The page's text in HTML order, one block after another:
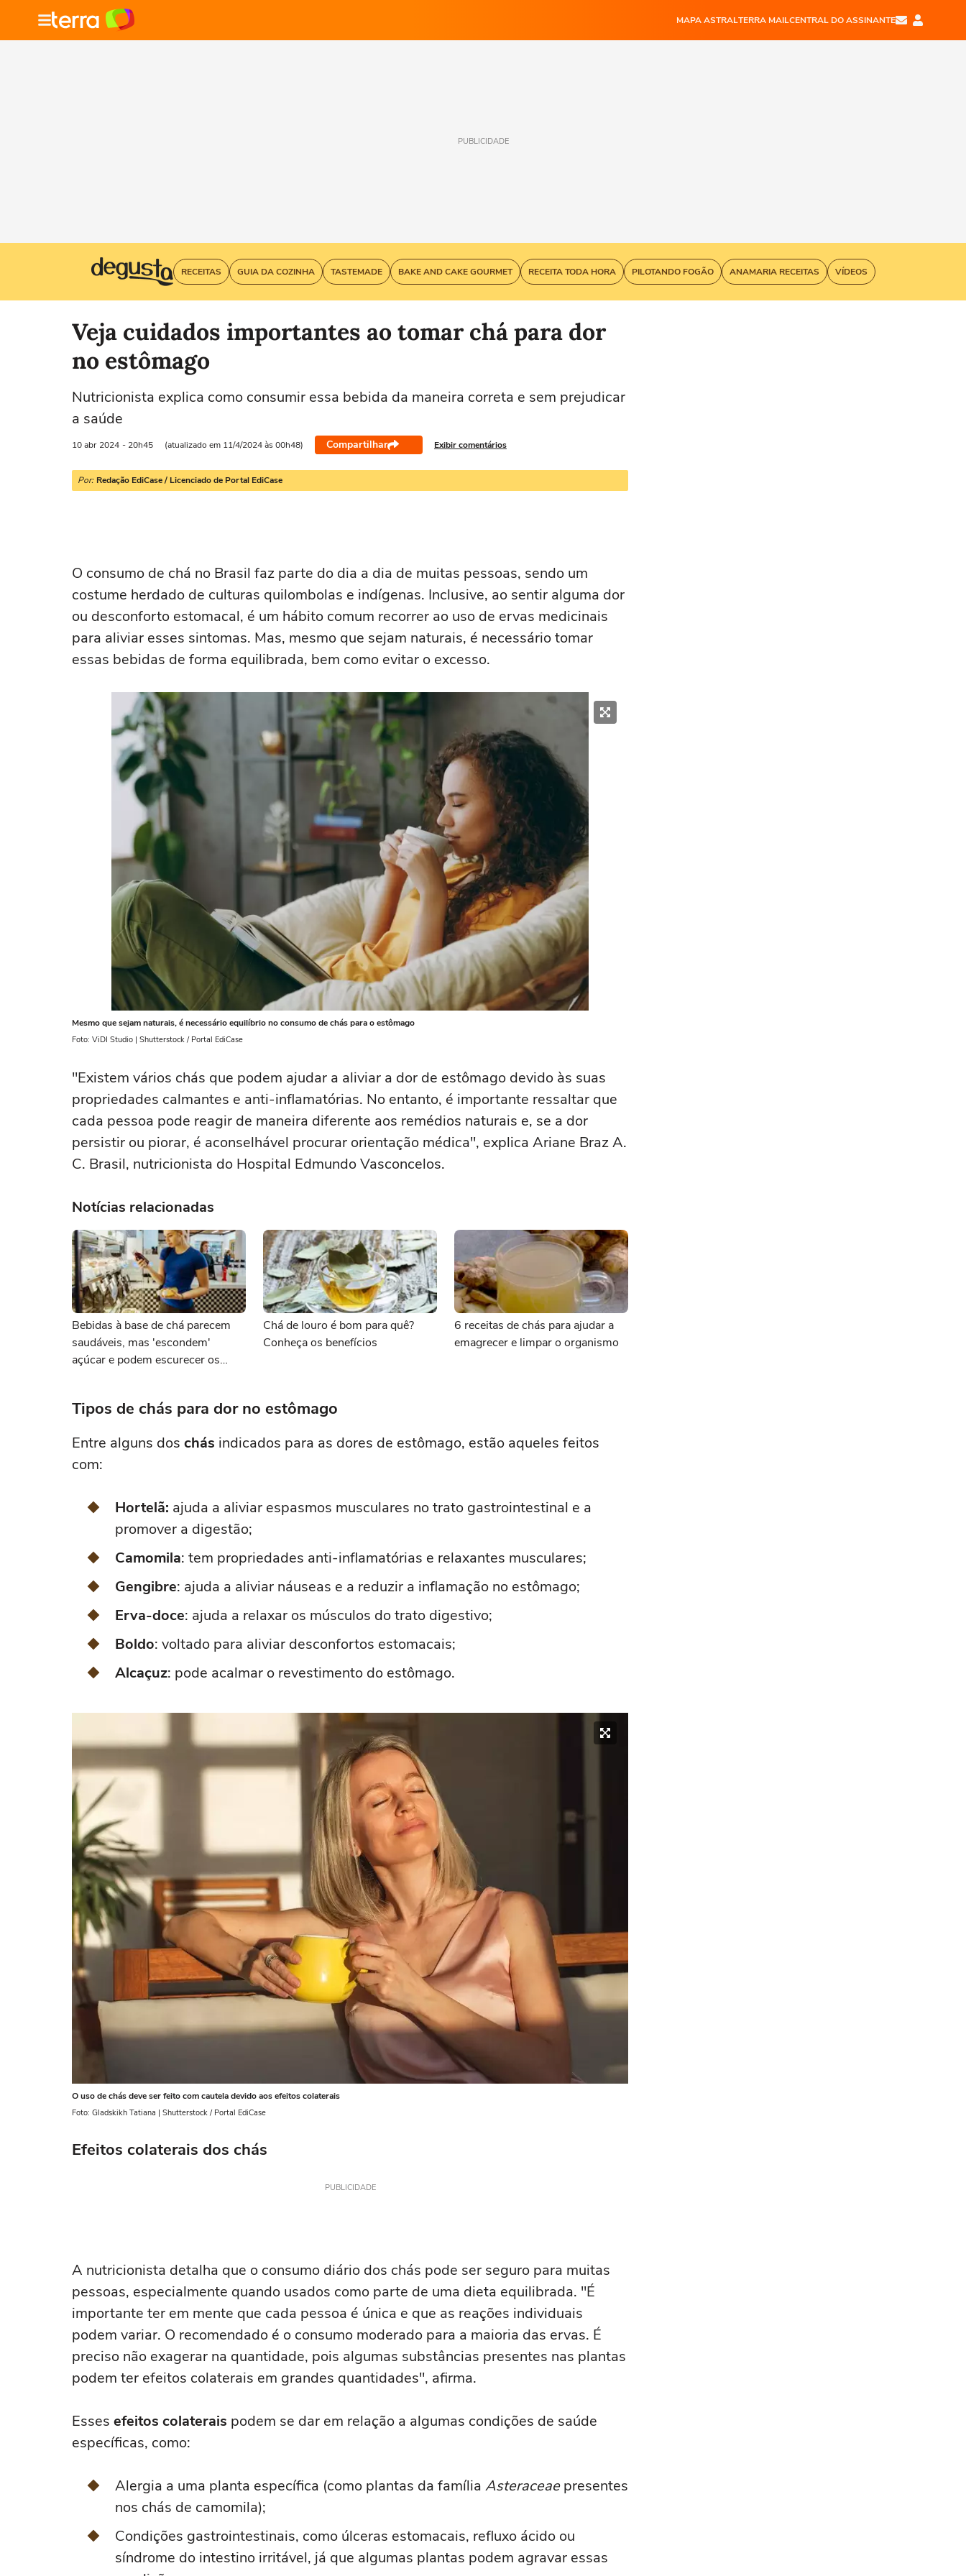
MAPA ASTRALTERRA MAILCENTRAL DO ASSINANTE
PUBLICIDADE
RECEITAS GUIA DA COZINHA TASTEMADE BAKE AND CAKE GOURMET RECEITA TODA HORA PILOTANDO FOGÃO ANAMARIA RECEITAS VÍDEOS
Veja cuidados importantes ao tomar chá para dor
no estômago
Nutricionista explica como consumir essa bebida da maneira correta e sem prejudicar
a saúde
10 abr 2024 - 20h45 (atualizado em 11/4/2024 às 00h48) Compartilhar Exibir comentários
Por: Redação EdiCase / Licenciado de Portal EdiCase
O consumo de chá no Brasil faz parte do dia a dia de muitas pessoas, sendo um
costume herdado de culturas quilombolas e indígenas. Inclusive, ao sentir alguma dor
ou desconforto estomacal, é um hábito comum recorrer ao uso de ervas medicinais
para aliviar esses sintomas. Mas, mesmo que sejam naturais, é necessário tomar
essas bebidas de forma equilibrada, bem como evitar o excesso.
Mesmo que sejam naturais, é necessário equilíbrio no consumo de chás para o estômago
Foto: ViDI Studio | Shutterstock / Portal EdiCase
"Existem vários chás que podem ajudar a aliviar a dor de estômago devido às suas
propriedades calmantes e anti-inflamatórias. No entanto, é importante ressaltar que
cada pessoa pode reagir de maneira diferente aos remédios naturais e, se a dor
persistir ou piorar, é aconselhável procurar orientação médica", explica Ariane Braz A.
C. Brasil, nutricionista do Hospital Edmundo Vasconcelos.
Notícias relacionadas
Bebidas à base de chá parecem
saudáveis, mas 'escondem'
açúcar e podem escurecer os
Chá de louro é bom para quê?
Conheça os benefícios
6 receitas de chás para ajudar a
emagrecer e limpar o organismo
Tipos de chás para dor no estômago
Entre alguns dos chás indicados para as dores de estômago, estão aqueles feitos
com:
Hortelã: ajuda a aliviar espasmos musculares no trato gastrointestinal e a
promover a digestão;
Camomila: tem propriedades anti-inflamatórias e relaxantes musculares;
Gengibre: ajuda a aliviar náuseas e a reduzir a inflamação no estômago;
Erva-doce: ajuda a relaxar os músculos do trato digestivo;
Boldo: voltado para aliviar desconfortos estomacais;
Alcaçuz: pode acalmar o revestimento do estômago.
O uso de chás deve ser feito com cautela devido aos efeitos colaterais
Foto: Gladskikh Tatiana | Shutterstock / Portal EdiCase
Efeitos colaterais dos chás
PUBLICIDADE
A nutricionista detalha que o consumo diário dos chás pode ser seguro para muitas
pessoas, especialmente quando usados como parte de uma dieta equilibrada. "É
importante ter em mente que cada pessoa é única e que as reações individuais
podem variar. O recomendado é o consumo moderado para a maioria das ervas. É
preciso não exagerar na quantidade, pois algumas substâncias presentes nas plantas
podem ter efeitos colaterais em grandes quantidades", afirma.
Esses efeitos colaterais podem se dar em relação a algumas condições de saúde
específicas, como:
Alergia a uma planta específica (como plantas da família Asteraceaepresentes
nos chás de camomila);
Condições gastrointestinais, como úlceras estomacais, refluxo ácido ou
síndrome do intestino irritável, já que algumas plantas podem agravar essas